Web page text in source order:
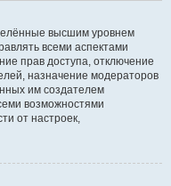
высшим уровнем
всеми аспектами
прав доступа, отключение
назначение модераторов
им создателем
возможностями
от настроек,